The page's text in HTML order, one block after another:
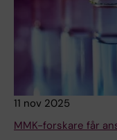
11 nov 2025
MMK-forskare får